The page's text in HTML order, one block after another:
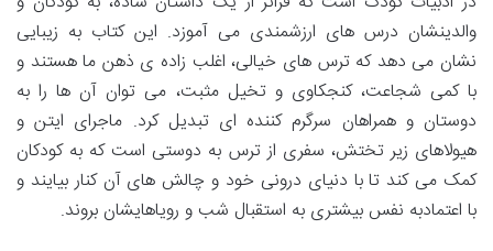
والدینشان درس های ارزشمندی می آموزد. این کتاب به زیبایی
نشان می دهد که ترس های خیالی، اغلب زاده ی ذهن ما هستند و
با کمی شجاعت، کنجکاوی و تخیل مثبت، می توان آن ها را به
دوستان و همراهان سرگرم کننده ای تبدیل کرد. ماجرای ایتن و
هیولاهای زیر تختش، سفری از ترس به دوستی است که به کودکان
کمک می کند تا با دنیای درونی خود و چالش های آن کنار بیایند و
با اعتمادبه نفس بیشتری به استقبال شب و رویاهایشان بروند.